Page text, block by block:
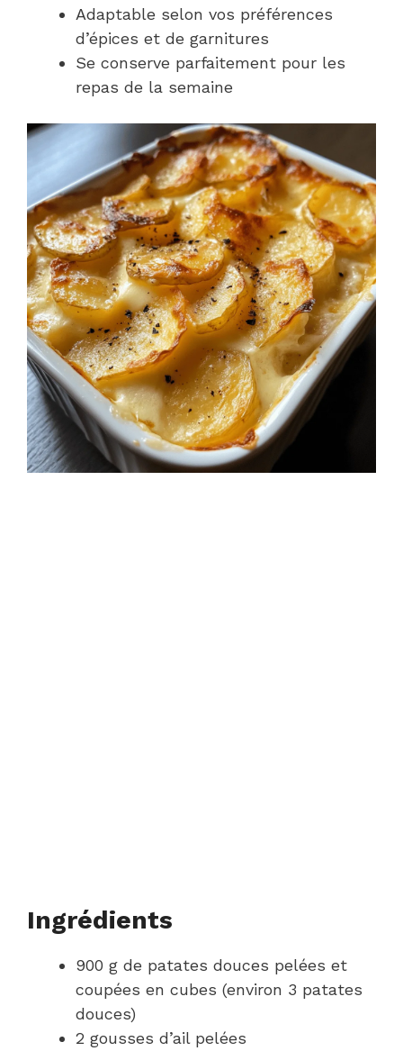
Adaptable selon vos préférences
d’épices et de garnitures
Se conserve parfaitement pour les
repas de la semaine
Ingrédients
900 g de patates douces pelées et
coupées en cubes (environ 3 patates
douces)
2 gousses d’ail pelées